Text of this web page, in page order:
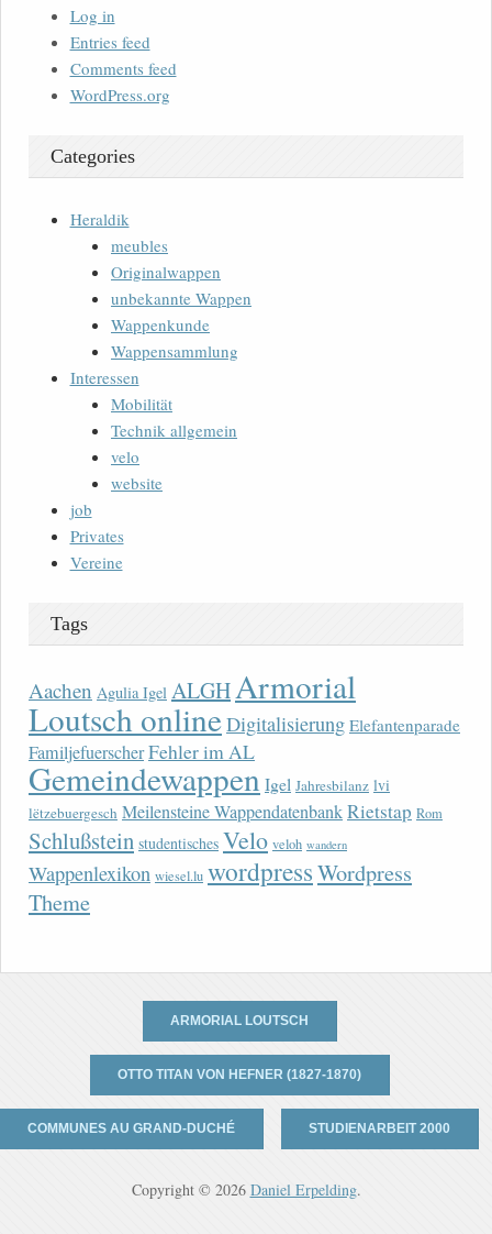
Log in
Entries feed
Comments feed
WordPress.org
Categories
Heraldik
meubles
Originalwappen
unbekannte Wappen
Wappenkunde
Wappensammlung
Interessen
Mobilität
Technik allgemein
velo
website
job
Privates
Vereine
Tags
Aachen Agulia Igel ALGHArmorial
Loutsch onlineDigitalisierung Elefantenparade
FamiljefuerscherFehler im AL
Gemeindewappen Igel Jahresbilanz lvi
lëtzebuergesch Meilensteine WappendatenbankRietstap Rom
Schlußstein studentisches Velo veloh wandern
Wappenlexikon wiesel.lu wordpressWordpress
Theme
ARMORIAL LOUTSCH
OTTO TITAN VON HEFNER (1827-1870)
COMMUNES AU GRAND-DUCHÉ STUDIENARBEIT 2000
Copyright © 2026 Daniel Erpelding.